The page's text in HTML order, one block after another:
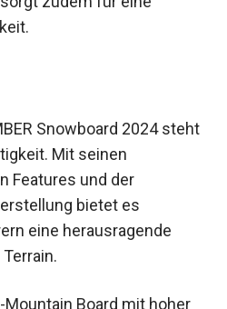
Natural Wax sorgt
Snowboard 2024
Mit seinen
Features und der
bietet es
eine herausragende